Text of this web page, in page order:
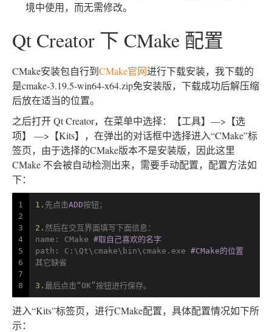
境中使用，而无需修改。
Qt Creator 下 CMake 配置
CMake安装包自行到CMake官网进行下载安装，我下载的
是cmake-3.19.5-win64-x64.zip免安装版，下载成功后解压缩
后放在适当的位置。
之后打开 Qt Creator，在菜单中选择：【工具】—>【选
项】 —>【Kits】，在弹出的对话框中选择进入“CMake”标
签页，由于选择的CMake版本不是安装版，因此这里
CMake 不会被自动检测出来，需要手动配置，配置方法如
下：
1
2
3
4
5
6
7
8
1. 先点击ADD按钮；
2. 然后在交互界面填写下面信息：
name:
CMake #取自己喜欢的名字
path:
C:\Qt\cmake\bin\cmake.exe #CMake的位置
其它缺省
3. 最后点击“OK”按钮进行保存。
进入“Kits”标签页，进行CMake配置，具体配置情况如下所
示：